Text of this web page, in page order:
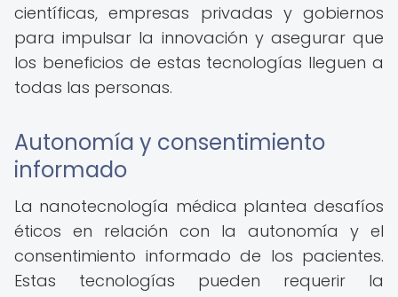
científicas, empresas privadas y gobiernos
para impulsar la innovación y asegurar que
los beneficios de estas tecnologías lleguen a
todas las personas.
Autonomía y consentimiento
informado
La nanotecnología médica plantea desafíos
éticos en relación con la autonomía y el
consentimiento informado de los pacientes.
Estas tecnologías pueden requerir la